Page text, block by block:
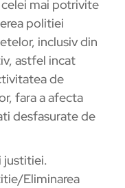
mai potrivite
politiei
inclusiv din
astfel incat
de
fara a afecta
desfasurate de
justitiei.
Eliminarea